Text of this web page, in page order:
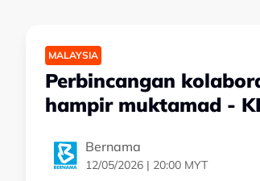
MALAYSIA
Perbincangan
hampir muktamad -
Bernama
12/05/2026 | 20:00 MYT